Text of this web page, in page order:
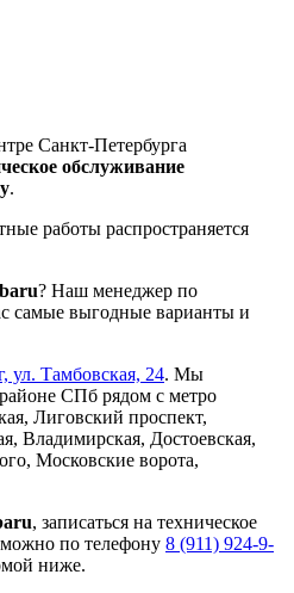
Санкт-Петербурга
обслуживание
.
работы распространяется
? Наш менеджер по
самые выгодные варианты и
ул. Тамбовская, 24. Мы
СПб рядом с метро
Лиговский проспект,
Владимирская, Достоевская,
Московские ворота,
, записаться на техническое
по телефону 8 (911) 924-9-
ниже.